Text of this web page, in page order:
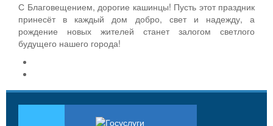
С Благовещением, дорогие кашинцы! Пусть этот праздник
принесёт в каждый дом добро, свет и надежду, а
рождение новых жителей станет залогом светлого
будущего нашего города!